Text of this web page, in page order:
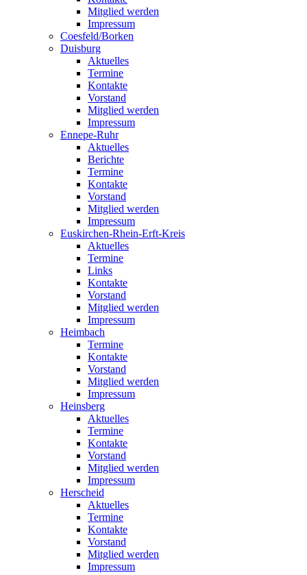
Mitglied werden
Impressum
Coesfeld/Borken
Duisburg
Aktuelles
Termine
Kontakte
Vorstand
Mitglied werden
Impressum
Ennepe-Ruhr
Aktuelles
Berichte
Termine
Kontakte
Vorstand
Mitglied werden
Impressum
Euskirchen-Rhein-Erft-Kreis
Aktuelles
Termine
Links
Kontakte
Vorstand
Mitglied werden
Impressum
Heimbach
Termine
Kontakte
Vorstand
Mitglied werden
Impressum
Heinsberg
Aktuelles
Termine
Kontakte
Vorstand
Mitglied werden
Impressum
Herscheid
Aktuelles
Termine
Kontakte
Vorstand
Mitglied werden
Impressum